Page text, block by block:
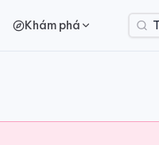
Khám phá